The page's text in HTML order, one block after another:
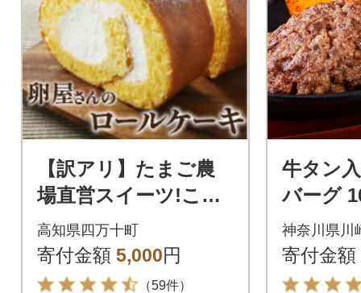
【訳アリ】たまご農
場直営スイーツ!こだ
わり卵のロールケー
キ
高知県四万十町
寄付金額 5,000円
（59件）
牛タン
バーグ
グ 肉 食
分け タ
め
神奈川県川
寄付金額